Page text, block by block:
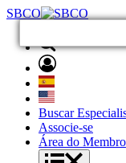
SBCO
Buscar
Associe-se
Área do Membro